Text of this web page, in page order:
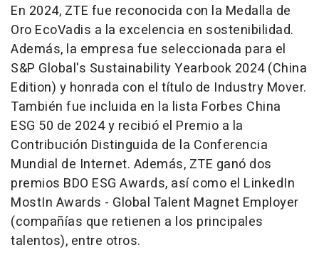
En 2024, ZTE fue reconocida con la Medalla de
Oro EcoVadis a la excelencia en sostenibilidad.
Además, la empresa fue seleccionada para el
S&P Global's Sustainability Yearbook 2024 (China
Edition) y honrada con el título de Industry Mover.
También fue incluida en la lista Forbes China
ESG 50 de 2024 y recibió el Premio a la
Contribución Distinguida de la Conferencia
Mundial de Internet. Además, ZTE ganó dos
premios BDO ESG Awards, así como el LinkedIn
MostIn Awards - Global Talent Magnet Employer
(compañías que retienen a los principales
talentos), entre otros.